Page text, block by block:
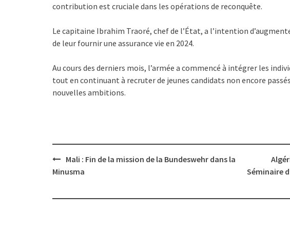
contribution est cruciale dans les opérations de reconquête.
Le capitaine Ibrahim Traoré, chef de l’État, a l’intention
de leur fournir une assurance vie en 2024.
Au cours des derniers mois, l’armée a commencé à intégrer les
tout en continuant à recruter de jeunes candidats non encore
nouvelles ambitions.
Post
navigation
Mali : Fin de la mission de la Bundeswehr dans la
Minusma
Séminaire